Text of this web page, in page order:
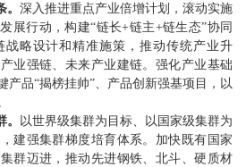
深入推进重点产业倍增计划，滚动实施
展行动，构建“链长+链主+链生态”协同
战略设计和精准施策，推动传统产业升
业强链、未来产业建链。强化产业基础
产品“揭榜挂帅” 、产品创新强基项目，以
以世界级集群为目标、以国家级集群为
建强集群梯度培育体系。加快既有国家
群迈进 ，推动先进钢铁、北斗、硬质材